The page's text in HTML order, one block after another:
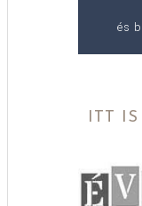
és
ITT